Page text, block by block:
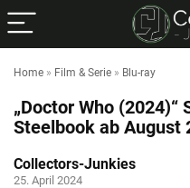
Home » Film & Serie » Blu-ray
„Doctor Who
Steelbook ab August
Collectors-Junkies
25. April 2024